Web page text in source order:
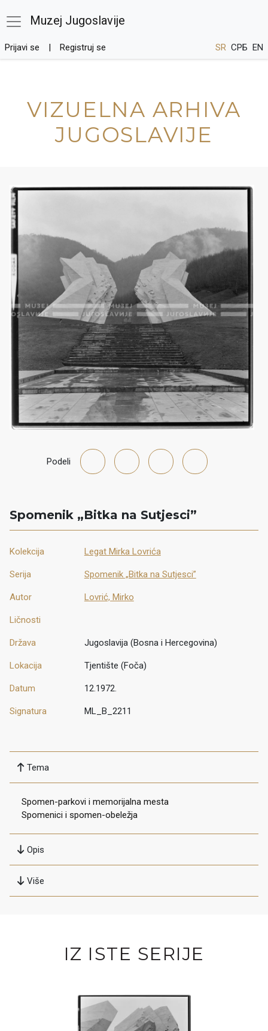
Muzej Jugoslavije
Prijavi se Registruj se SR СРБ EN
VIZUELNA ARHIVA
JUGOSLAVIJE
Podeli
Spomenik „Bitka na Sutjesci”
Kolekcija Legat Mirka Lovrića
Serija Spomenik „Bitka na Sutjesci”
Autor Lovrić, Mirko
Ličnosti
Država Jugoslavija (Bosna i Hercegovina)
Lokacija Tjentište (Foča)
Datum 12.1972.
Signatura ML_B_2211
Tema
Spomen-parkovi i memorijalna mesta
Spomenici i spomen-obeležja
Opis
Više
IZ ISTE SERIJE